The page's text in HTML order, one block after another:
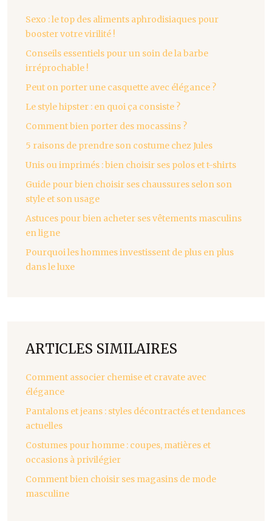
Sexo : le top des aliments aphrodisiaques pour
booster votre virilité !
Conseils essentiels pour un soin de la barbe
irréprochable !
Peut on porter une casquette avec élégance ?
Le style hipster : en quoi ça consiste ?
Comment bien porter des mocassins ?
5 raisons de prendre son costume chez Jules
Unis ou imprimés : bien choisir ses polos et t-shirts
Guide pour bien choisir ses chaussures selon son
style et son usage
Astuces pour bien acheter ses vêtements masculins
en ligne
Pourquoi les hommes investissent de plus en plus
dans le luxe
ARTICLES SIMILAIRES
Comment associer chemise et cravate avec
élégance
Pantalons et jeans : styles décontractés et tendances
actuelles
Costumes pour homme : coupes, matières et
occasions à privilégier
Comment bien choisir ses magasins de mode
masculine